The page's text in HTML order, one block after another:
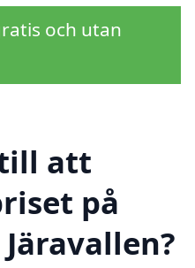
och utan
att
på